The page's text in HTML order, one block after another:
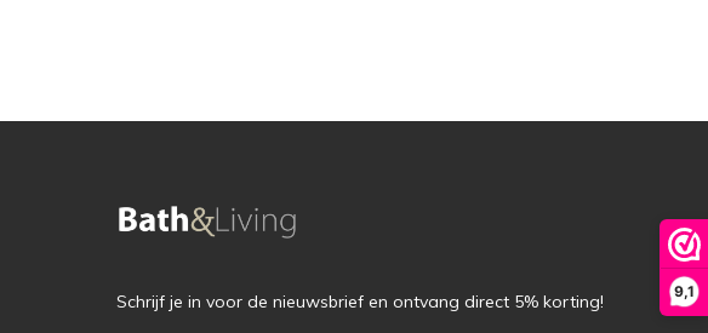
9,1
Schrijf je in voor de nieuwsbrief en ontvang direct 5% korting!